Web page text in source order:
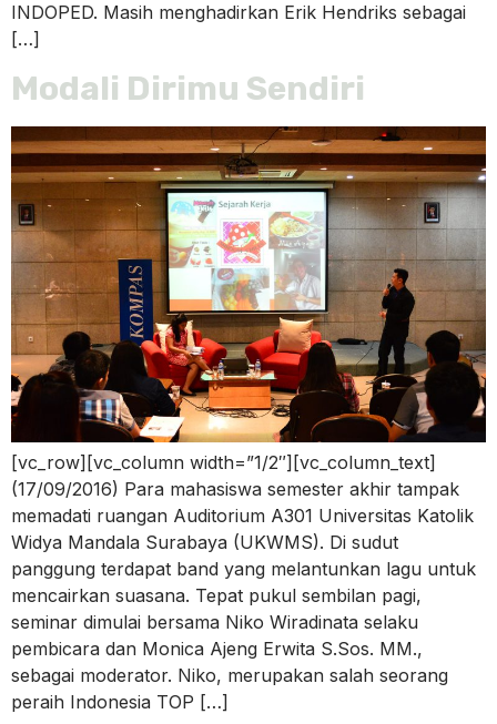
INDOPED. Masih menghadirkan Erik Hendriks sebagai
[…]
Modali Dirimu Sendiri
[vc_row][vc_column width=”1/2″][vc_column_text]
(17/09/2016) Para mahasiswa semester akhir tampak
memadati ruangan Auditorium A301 Universitas Katolik
Widya Mandala Surabaya (UKWMS). Di sudut
panggung terdapat band yang melantunkan lagu untuk
mencairkan suasana. Tepat pukul sembilan pagi,
seminar dimulai bersama Niko Wiradinata selaku
pembicara dan Monica Ajeng Erwita S.Sos. MM.,
sebagai moderator. Niko, merupakan salah seorang
peraih Indonesia TOP […]